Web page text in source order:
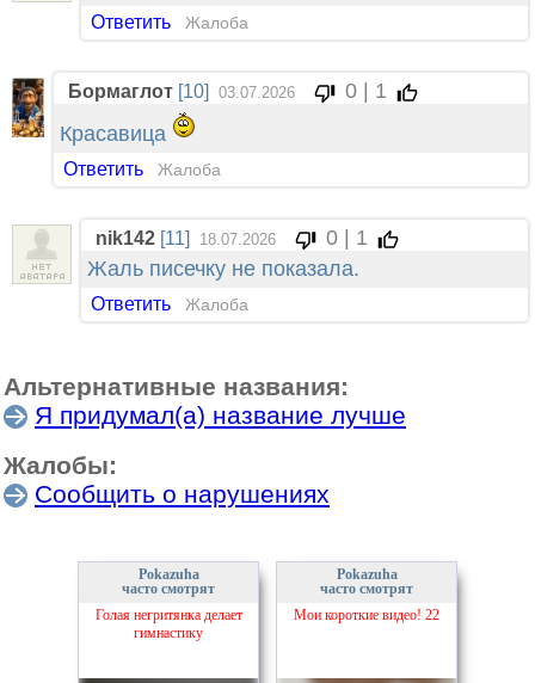
Ответить Жалоба
Бормаглот [10] 03.07.2026
0 | 1
Красавица
Ответить Жалоба
nik142 [11] 18.07.2026
0 | 1
Жаль писечку не показала.
Ответить Жалоба
Альтернативные названия:
Я придумал(а) название лучше
Жалобы:
Сообщить о нарушениях
Pokazuha
часто смотрят
Голая негритянка делает
гимнастику
Pokazuha
часто смотрят
Мои короткие видео! 22